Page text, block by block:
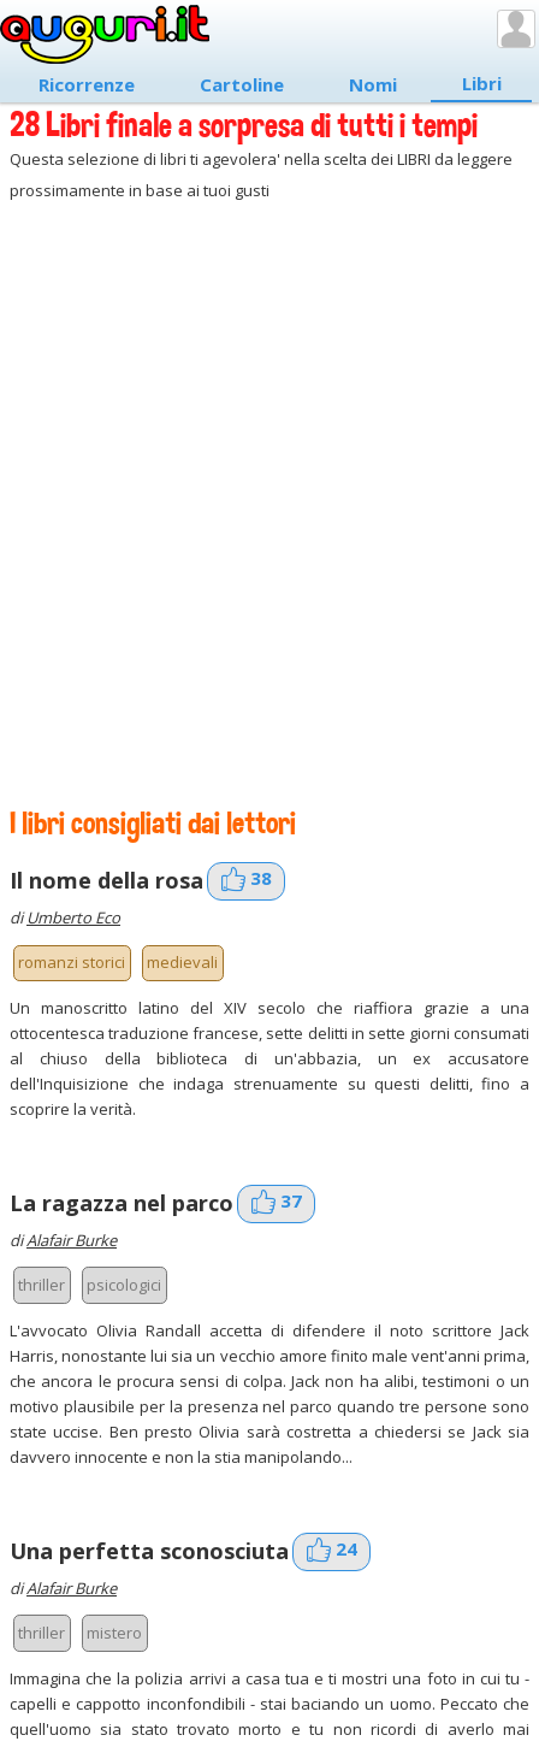
Ricorrenze Cartoline Nomi Libri
28 Libri finale a sorpresa di tutti i tempi
Questa selezione di libri ti agevolera' nella scelta dei LIBRI da leggere
prossimamente in base ai tuoi gusti
I libri consigliati dai lettori
Il nome della rosa 38
diUmberto Eco
romanzi storici medievali
Un manoscritto latino del XIV secolo che riaffiora grazie a una
ottocentesca traduzione francese, sette delitti in sette giorni consumati
al chiuso della biblioteca di un'abbazia, un ex accusatore
dell'Inquisizione che indaga strenuamente su questi delitti, fino a
scoprire la verità.
La ragazza nel parco 37
diAlafair Burke
thriller psicologici
L'avvocato Olivia Randall accetta di difendere il noto scrittore Jack
Harris, nonostante lui sia un vecchio amore finito male vent'anni prima,
che ancora le procura sensi di colpa. Jack non ha alibi, testimoni o un
motivo plausibile per la presenza nel parco quando tre persone sono
state uccise. Ben presto Olivia sarà costretta a chiedersi se Jack sia
davvero innocente e non la stia manipolando...
Una perfetta sconosciuta 24
diAlafair Burke
thriller mistero
Immagina che la polizia arrivi a casa tua e ti mostri una foto in cui tu -
capelli e cappotto inconfondibili - stai baciando un uomo. Peccato che
quell'uomo sia stato trovato morto e tu non ricordi di averlo mai